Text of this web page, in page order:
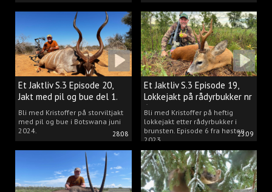
28:08
Et Jaktliv S.3 Episode 20,
Jakt med pil og bue del 1.
Bli med Kristoffer på storviltjakt
med pil og bue i Botswana juni
2024.
23:09
Et Jaktliv S.3 Episode 19,
Lokkejakt på rådyrbukker nr
6
Bli med Kristoffer på heftig
lokkejakt etter rådyrbukker i
brunsten. Episode 6 fra høsten
2023.